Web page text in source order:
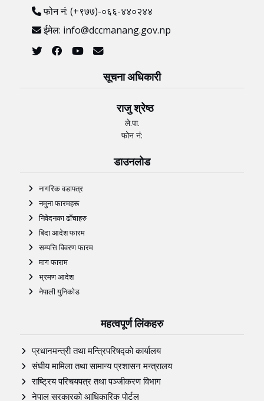
फोन नं: (+९७७)-०६६-४४०२४४
ईमेल: info@dccmanang.gov.np
सूचना अधिकारी
राजु श्रेष्ठ
ले.पा.
फोन नं:
डाउनलोड
नागरिक वडापत्र
नमुना फारमहरू
निवेदनका ढाँचाहरु
बिदा आदेश फारम
सम्पत्ति विवरण फारम
माग फाराम
भ्रमण आदेश
नेपाली युनिकोड
महत्वपूर्ण लिंकहरु
प्रधानमन्त्री तथा मन्त्रिपरिषद्को कार्यालय
संघीय मामिला तथा सामान्य प्रशासन मन्त्रालय
राष्ट्रिय परिचयपत्र तथा पञ्‍जीकरण विभाग
नेपाल सरकारको आधिकारिक पोर्टल